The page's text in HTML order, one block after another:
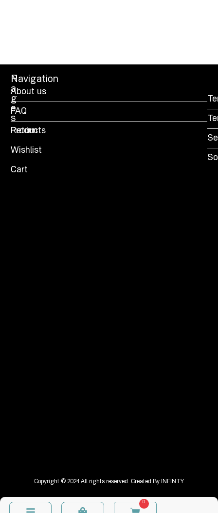
0
P
a
g
e
s
Products
Wishlist
Cart
Navigation
About us
FAQ
Return
Copyright © 2024 All rights reserved. Created By INFINTY